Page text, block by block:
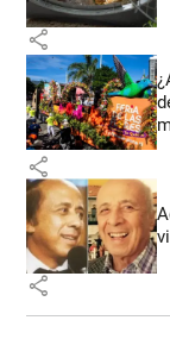
share
share
share